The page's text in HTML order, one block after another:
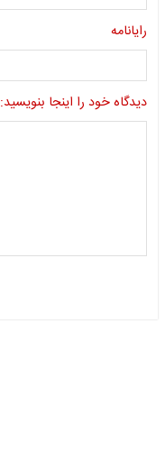
رایانامه
دیدگاه خود را اینجا بنویسید: